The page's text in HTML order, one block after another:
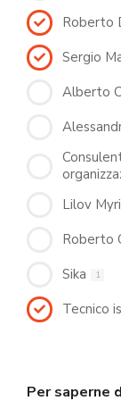
Roberto
Sergio
Alberto
Lilov
Roberto
Sika 1
Tecnico
Per saperne